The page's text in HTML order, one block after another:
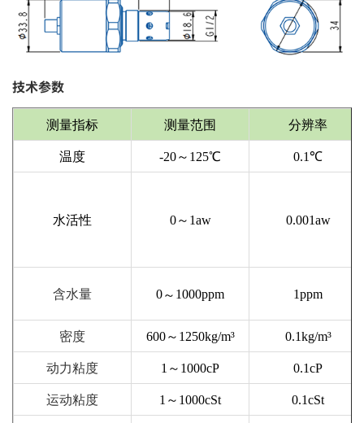
技术参数
测量指标 测量范围 分辨率
温度 -20～125℃ 0.1℃
水活性 0～1aw 0.001aw
含水量 0～ 1000ppm 1ppm
密度 600～1250kg/m³ 0.1kg/m³
动力粘度 1～1000cP 0.1cP
运动粘度 1～1000cSt 0.1cSt